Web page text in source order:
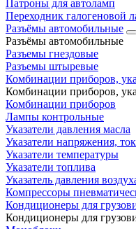
Патроны для автоламп
Переходник галогеновой
Разъёмы автомобильные
Разъёмы автомобильные
Разъемы гнездовые
Разъемы штыревые
Комбинации приборов,
Комбинации приборов,
Комбинации приборов
Лампы контрольные
Указатели давления масла
Указатели напряжения,
Указатели температуры
Указатели топлива
Указатель давления
Компрессоры
Кондиционеры для
Кондиционеры для